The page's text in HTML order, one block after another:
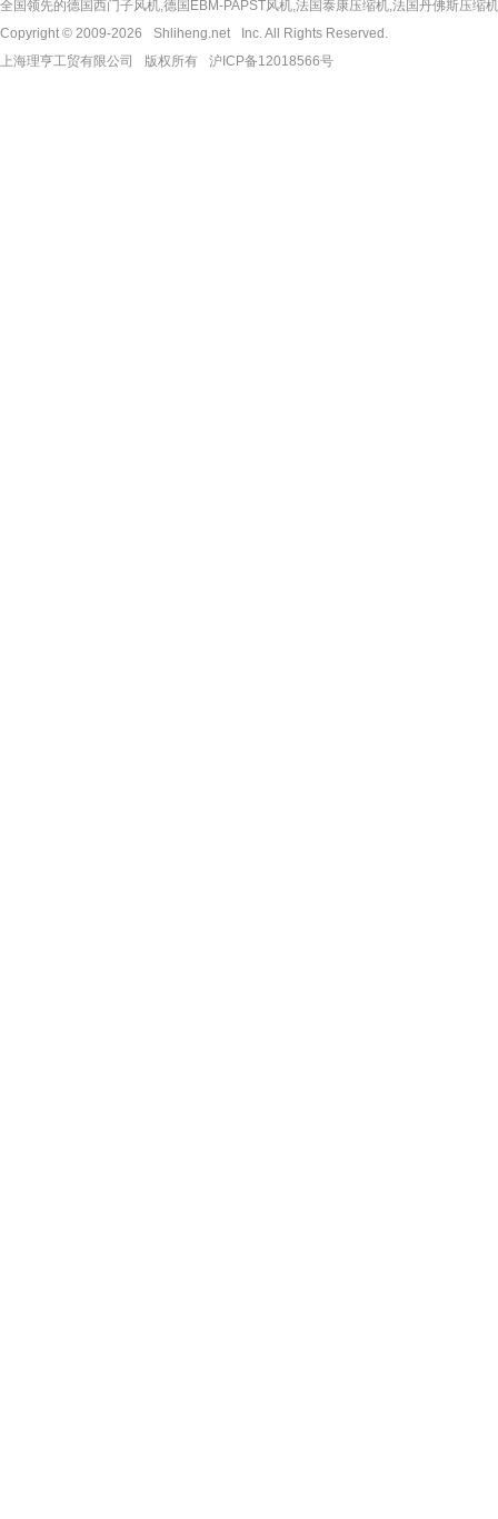
全国领先的德国西门子风机,德国EBM-PAPST风机,法国泰康压缩机,法国丹佛斯压缩
Copyright © 2009-2026
Shliheng.net
Inc. All Rights Reserved.
上海理亨工贸有限公司
版权所有 沪ICP备12018566号